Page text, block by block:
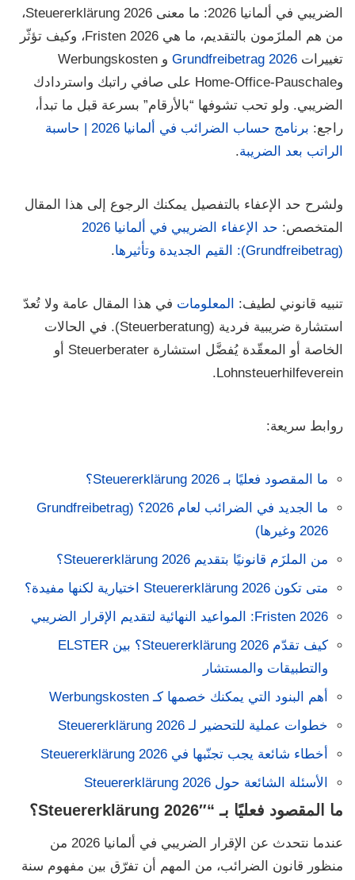
الضريبي في ألمانيا 2026
: ما معنى Steuererklärung 2026،
من هم الملزَمون بالتقديم، ما هي Fristen 2026، وكيف تؤثّر
تغييرات Grundfreibetrag 2026 و Werbungskosten
وHome-Office-Pauschale على صافي راتبك واستردادك
الضريبي. ولو تحب تشوفها “بالأرقام” بسرعة قبل ما تبدأ،
راجع:
برنامج حساب الضرائب في ألمانيا 2026 | حاسبة
الراتب بعد الضريبة.
ولشرح حد الإعفاء بالتفصيل يمكنك الرجوع إلى هذا المقال
المتخصص:
حد الإعفاء الضريبي في ألمانيا 2026
(Grundfreibetrag): القيم الجديدة وتأثيرها
.
تنبيه قانوني لطيف: المعلومات في هذا المقال عامة ولا تُعدّ
استشارة ضريبية فردية (Steuerberatung)
. في الحالات
الخاصة أو المعقّدة يُفضَّل استشارة Steuerberater أو
Lohnsteuerhilfeverein
.
روابط سريعة:
ما المقصود فعليًا بـ Steuererklärung 2026؟
ما الجديد في الضرائب لعام 2026؟ (Grundfreibetrag
2026 وغيرها)
من الملزَم قانونيًا بتقديم Steuererklärung 2026؟
متى تكون Steuererklärung 2026 اختيارية لكنها مفيدة؟
Fristen 2026: المواعيد النهائية لتقديم الإقرار الضريبي
كيف تقدّم Steuererklärung 2026؟ بين ELSTER
والتطبيقات والمستشار
أهم البنود التي يمكنك خصمها كـ Werbungskosten
خطوات عملية للتحضير لـ Steuererklärung 2026
أخطاء شائعة يجب تجنّبها في Steuererklärung 2026
الأسئلة الشائعة حول Steuererklärung 2026
ما المقصود فعليًا بـ “Steuererklärung 2026″؟
عندما نتحدث عن الإقرار الضريبي في ألمانيا 2026
من
منظور قانون الضرائب، من المهم أن تفرّق بين مفهوم سنة